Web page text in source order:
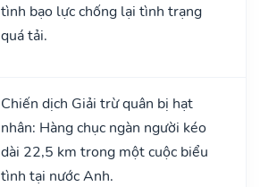
tình bạo lực chống lại tình trạng
quá tải.
Chiến dịch Giải trừ quân bị hạt
nhân: Hàng chục ngàn người kéo
dài 22,5 km trong một cuộc biểu
tình tại nước Anh.